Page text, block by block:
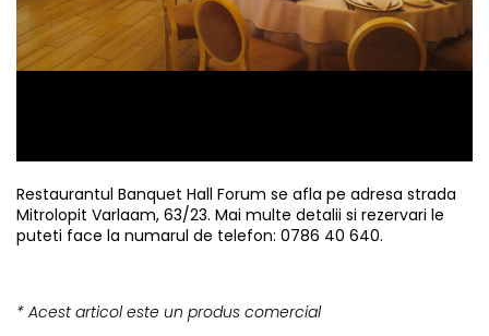
Restaurantul Banquet Hall Forum se afla pe adresa strada
Mitrolopit Varlaam, 63/23. Mai multe detalii si rezervari le
puteti face la numarul de telefon: 0786 40 640.
* Acest articol este un produs comercial